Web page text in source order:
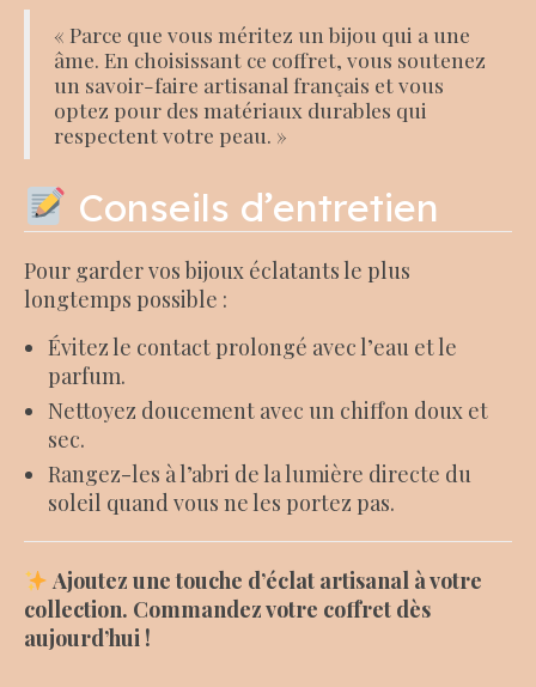
« Parce que vous méritez un bijou qui a une
âme. En choisissant ce coffret, vous soutenez
un savoir-faire artisanal français et vous
optez pour des matériaux durables qui
respectent votre peau. »
Conseils d’entretien
Pour garder vos bijoux éclatants le plus
longtemps possible :
Évitez le contact prolongé avec l’eau et le
parfum.
Nettoyez doucement avec un chiffon doux et
sec.
Rangez-les à l’abri de la lumière directe du
soleil quand vous ne les portez pas.
Ajoutez une touche d’éclat artisanal à votre
collection. Commandez votre coffret dès
aujourd’hui !